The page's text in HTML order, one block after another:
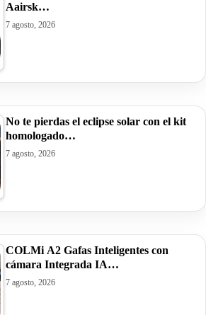
Aairsk…
7 agosto, 2026
No te pierdas el eclipse solar con el kit
homologado…
7 agosto, 2026
COLMi A2 Gafas Inteligentes con
cámara Integrada IA…
7 agosto, 2026